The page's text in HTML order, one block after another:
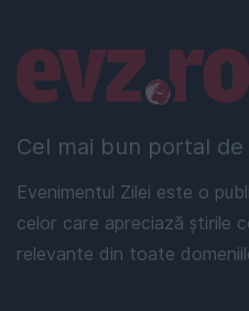
Cel mai bun portal de
Evenimentul Zilei este o
celor care apreciază știrile
relevante din toate
Linkuri utile